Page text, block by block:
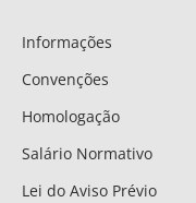
Informações
Convenções
Homologação
Salário Normativo
Lei do Aviso Prévio